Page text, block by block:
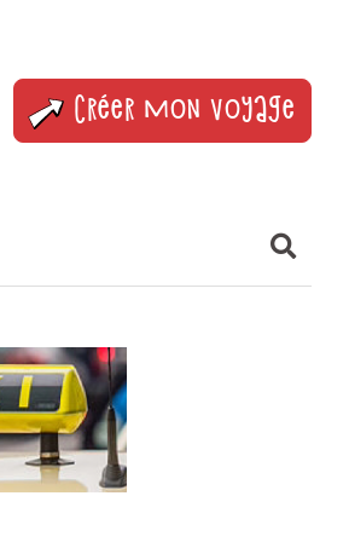
Créer mon voyage